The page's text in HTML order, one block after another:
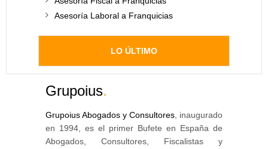
Asesoría Laboral a Franquicias
LO ÚLTIMO
Grupoius.
Grupoius Abogados y Consultores , inaugurado
en 1994, es el primer Bufete en España de
Abogados, Consultores, Fiscalistas y